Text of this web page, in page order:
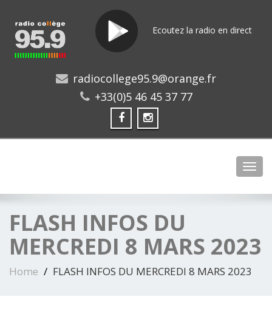
Ecoutez la radio en direct
radiocollege95.9@orange.fr
+33(0)5 46 45 37 77
FLASH INFOS DU
MERCREDI 8 MARS 2023
Home FLASH INFOS DU MERCREDI 8 MARS 2023